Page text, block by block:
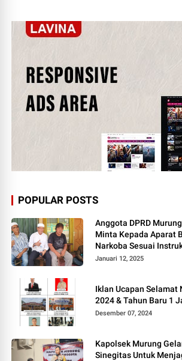
POPULAR POSTS
Anggota DPRD
Minta Kepada Aparat Berantas judi dan
Narkoba Sesuai
Januari 12, 2025
Iklan Ucapan Selamat
2024 & Tahun Baru 1
Desember 07, 2024
Kapolsek Murung
Sinegitas Untuk